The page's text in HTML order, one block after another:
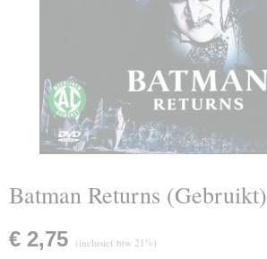
Batman Returns (Gebruikt)
€ 2,75 (inclusief btw 21%)